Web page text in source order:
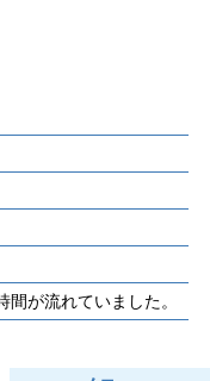
が流れていました。